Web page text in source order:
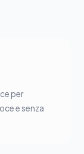
per
e senza